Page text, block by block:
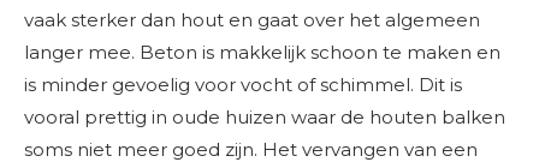
vaak sterker dan hout en gaat over het algemeen
langer mee. Beton is makkelijk schoon te maken en
is minder gevoelig voor vocht of schimmel. Dit is
vooral prettig in oude huizen waar de houten balken
soms niet meer goed zijn. Het vervangen van een